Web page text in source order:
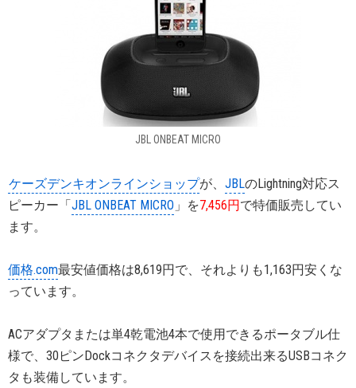
JBL ONBEAT MICRO
ケーズデンキオンラインショップが、 JBLのLightning対応ス
ピーカー「JBL ONBEAT MICRO 」を7,456円で特価販売してい
ます。
価格.com最安値価格は8,619円で、それよりも1,163円安くな
っています。
ACアダプタまたは単4乾電池4本で使用できるポータブル仕
様で、30ピンDockコネクタデバイスを接続出来るUSBコネク
タも装備しています。